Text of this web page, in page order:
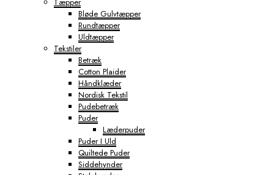
Bløde Gulvtæpper
Rundtæpper
Uldtæpper
Tekstiler
Betræk
Cotton Plaider
Håndklæder
Nordisk Tekstil
Pudebetræk
Puder
Læderpuder
Puder I Uld
Quiltede Puder
Siddehynder